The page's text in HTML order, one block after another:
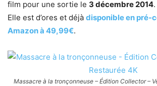
film pour une sortie le 3 décembre 2014.
Elle est d’ores et déjà disponible en pré-
Amazon à 49,99€.
Massacre à la tronçonneuse – Édition Collector –